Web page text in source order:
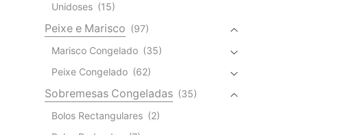
Unidoses (15)
Peixe e Marisco (97)
Marisco Congelado (35)
Peixe Congelado (62)
Sobremesas Congeladas (35)
Bolos Rectangulares (2)